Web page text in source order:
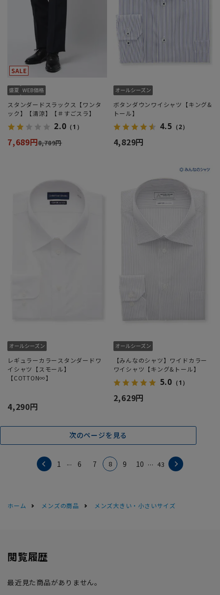
スタンダードスラックス【ワンタ
ック】【清涼】【＃すごスラ】
2.0 （1）
7,689円8,789円
ボタンダウンワイシャツ【キング&
トール】
4.5 （2）
4,829円
レギュラーカラースタンダードワ
イシャツ【スモール】
【COTTON∞】
4,290円
【みんなのシャツ】ワイドカラー
ワイシャツ【キング&トール】
5.0 （1）
2,629円
次のページを見る
1 ... 6 7 8 9 10 ... 43
ホーム メンズの商品 メンズ大きい・小さいサイズ
閲覧履歴
最近見た商品がありません。